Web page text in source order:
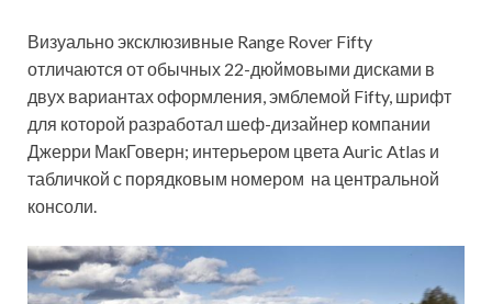
Визуальноэксклюзивные Range Rover Fifty
отличаются от обычных 22-дюймовыми дисками в
двух вариантах оформления, эмблемой Fifty, шрифт
для которой разработал шеф-дизайнер компании
Джерри МакГоверн; интерьером цвета Auric Atlas и
табличкой с порядковым номером на центральной
консоли.